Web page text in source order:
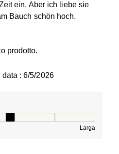
ein. Aber ich liebe sie
Bauch schön hoch.
prodotto.
data :6/5/2026
Larga